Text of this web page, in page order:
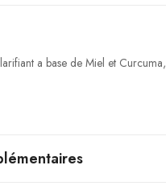
a base de Miel et Curcuma,